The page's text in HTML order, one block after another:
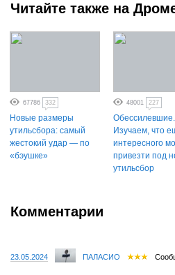
Читайте также на
67786 332
Новые размеры
утильсбора: самый
жестокий удар — по
«бэушке»
48001 227
Обессилевшие.
Изучаем, что
интересного
привезти под
утильсбор
Комментарии
23.05.2024 ПАЛАСИО